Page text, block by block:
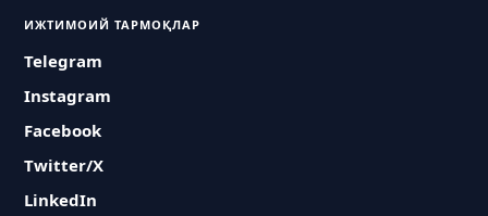
ИЖТИМОИЙ ТАРМОҚЛАР
Telegram
Instagram
Facebook
Twitter/X
LinkedIn